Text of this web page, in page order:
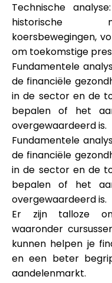
Technische
historische
koersbewegingen,
om toekomstige
Fundamentele
de financiële
in de sector en de
bepalen of het
overgewaardeerd is.
Fundamentele
de financiële
in de sector en de
bepalen of het
overgewaardeerd is.
Er zijn talloze
waaronder
kunnen helpen je
en een beter
aandelenmarkt.